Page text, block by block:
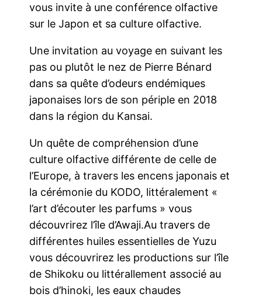
vous invite à une conférence olfactive
sur le Japon et sa culture olfactive.
Une invitation au voyage en suivant les
pas ou plutôt le nez de Pierre Bénard
dans sa quête d’odeurs endémiques
japonaises lors de son périple en 2018
dans la région du Kansai.
Un quête de compréhension d’une
culture olfactive différente de celle de
l’Europe, à travers les encens japonais et
la cérémonie du KODO, littéralement «
l’art d’écouter les parfums » vous
découvrirez l’île d’Awaji.Au travers de
différentes huiles essentielles de Yuzu
vous découvrirez les productions sur l’île
de Shikoku ou littérallement associé au
bois d’hinoki, les eaux chaudes